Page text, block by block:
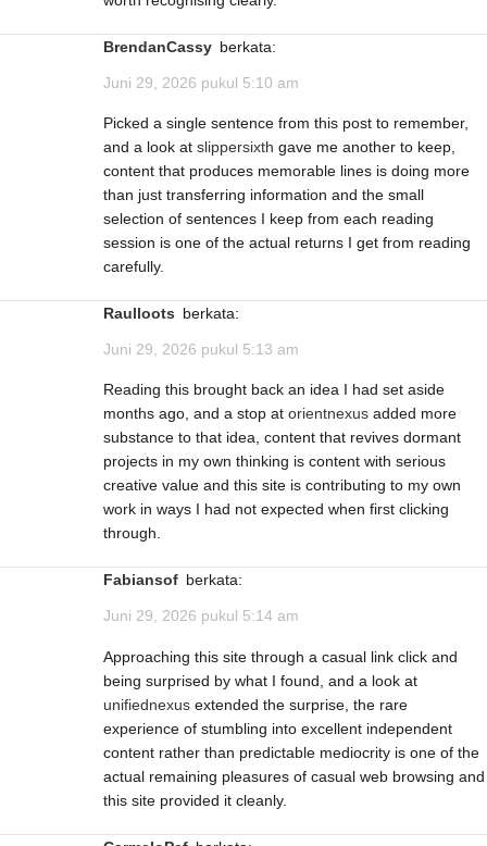
BrendanCassy berkata:
Juni 29, 2026 pukul 5:10 am
Picked a single sentence from this post to remember,
and a look at slippersixth gave me another to keep,
content that produces memorable lines is doing more
than just transferring information and the small
selection of sentences I keep from each reading
session is one of the actual returns I get from reading
carefully.
Raulloots berkata:
Juni 29, 2026 pukul 5:13 am
Reading this brought back an idea I had set aside
months ago, and a stop at orientnexus added more
substance to that idea, content that revives dormant
projects in my own thinking is content with serious
creative value and this site is contributing to my own
work in ways I had not expected when first clicking
through.
Fabiansof berkata:
Juni 29, 2026 pukul 5:14 am
Approaching this site through a casual link click and
being surprised by what I found, and a look at
unifiednexus extended the surprise, the rare
experience of stumbling into excellent independent
content rather than predictable mediocrity is one of the
actual remaining pleasures of casual web browsing and
this site provided it cleanly.